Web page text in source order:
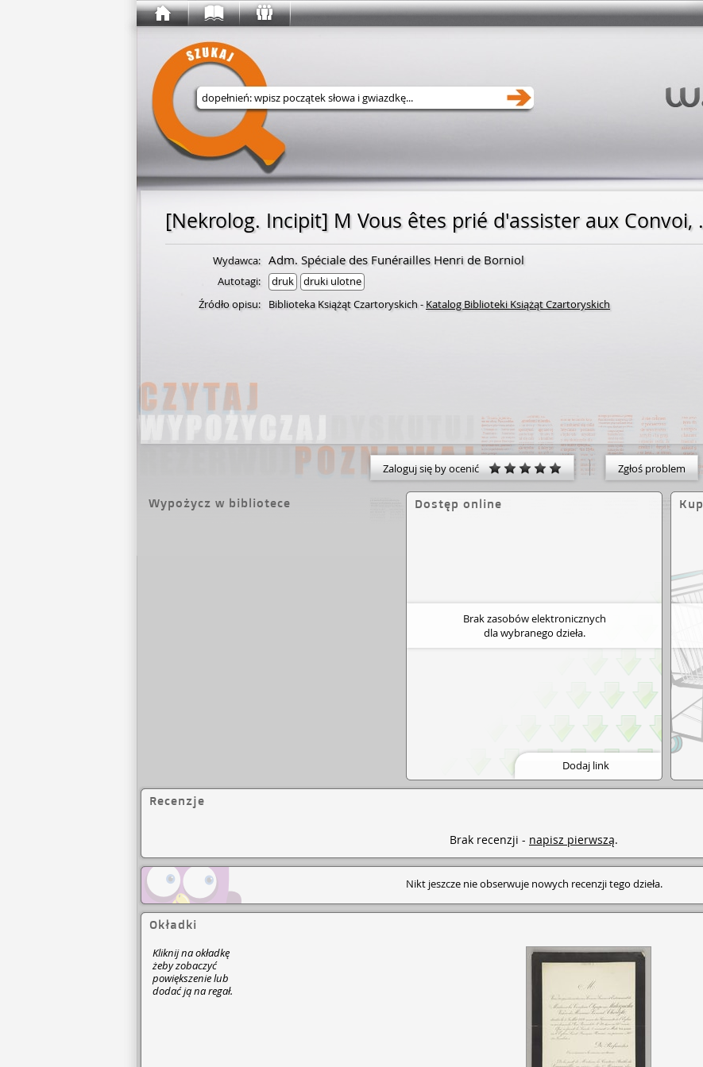
Wyszukaj w serwisie
Wydawca: Adm. Spéciale des Funérailles Henri de Borniol
Autotagi: druk
druki ulotne
Źródło opisu:
Biblioteka Książąt Czartoryskich- Katalog Biblioteki Książąt Czartoryskich
Zaloguj się by ocenić Zgłoś problem
Wypożycz w bibliotece Dostęp online
Brak zasobów elektronicznych
dla wybranego dzieła.
Dodaj link
Kup
Recenzje
Brak recenzji - napisz pierwszą.
Nikt jeszcze nie obserwuje nowych recenzji tego dzieła.
Okładki
Kliknij na okładkę
żeby zobaczyć
powiększenie lub
dodać ją na regał.